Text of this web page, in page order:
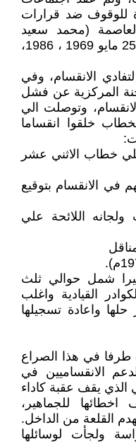
للوقوف ضد قرارات
(محمد سعيد
القدال، الحزب الشيوعي وانقلاب 25 مايو 1969 ، 1986،
الانقسام، وفي
أعلنت اللجنة المركزية عن فشل
وتوصلت الي
خلقوا انقساما
خطاب الاثني عشر
الانقسام بتوقيع
اللائحة علي
شمل حوالي ثلث
القيادية واغلب
واعادة تسجيلها
طرفا في هذا الصراع
الانقساميين في
يقف عقبة كاداء
للجماهير،
القلعة من الداخل.
ولجأت لوسائلها